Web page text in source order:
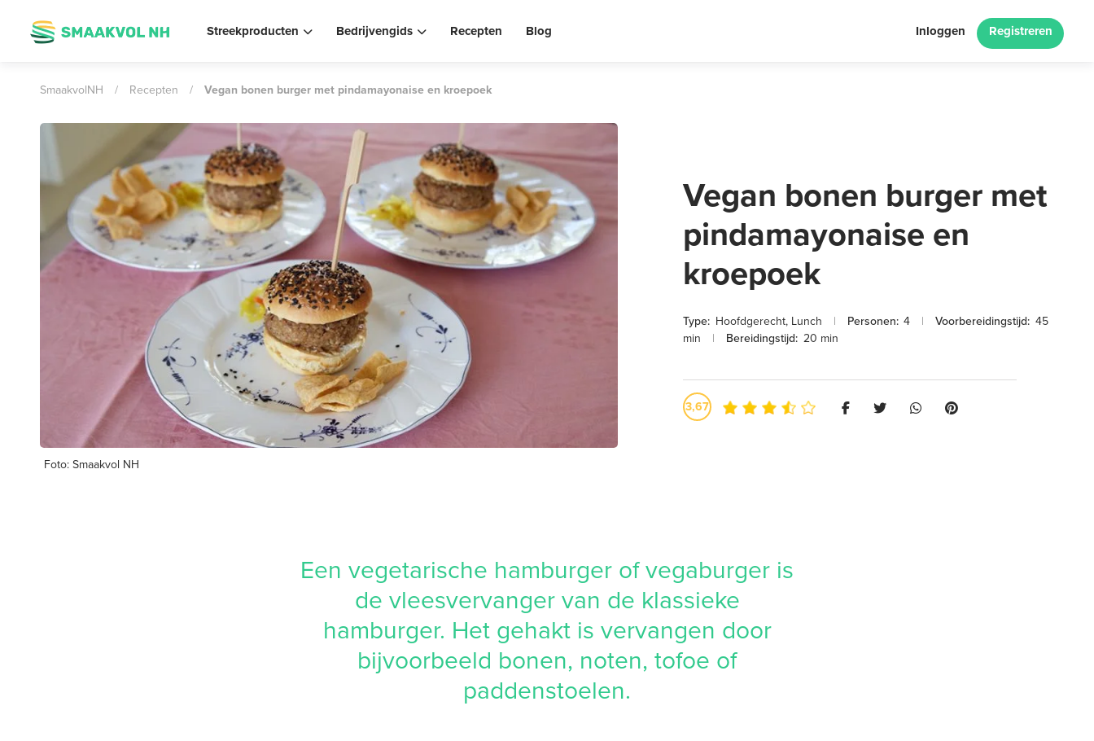
Streekproducten Bedrijvengids Recepten Blog Inloggen Registreren
SmaakvolNH / Recepten / Vegan bonen burger met pindamayonaise en kroepoek
Foto: Smaakvol NH
Vegan bonen burger met
pindamayonaise en
kroepoek
Type: Hoofdgerecht, Lunch | Personen: 4 | Voorbereidingstijd: 45
min
| Bereidingstijd: 20 min
3,67
Een vegetarische hamburger of vegaburger is
de vleesvervanger van de klassieke
hamburger. Het gehakt is vervangen door
bijvoorbeeld bonen, noten, tofoe of
paddenstoelen.